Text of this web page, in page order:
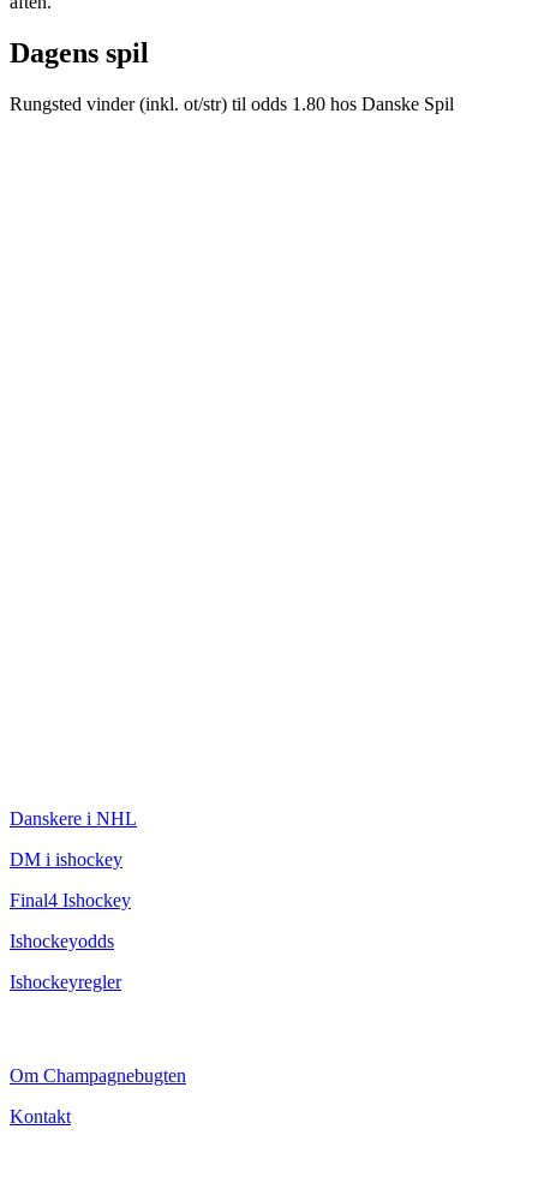
Dagens spil
Rungsted vinder (inkl. ot/str) til odds 1.80 hos Danske Spil
Danskere i NHL
DM i ishockey
Final4 Ishockey
Ishockeyodds
Ishockeyregler
Om Champagnebugten
Kontakt